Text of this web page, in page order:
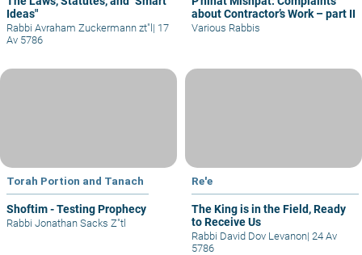
Ideas"
Rabbi Avraham Zuckermann zt"l | 17
Av 5786
about Contractor’s Work – part II
Various Rabbis
Torah Portion and Tanach
Shoftim - Testing Prophecy
Rabbi Jonathan Sacks Z"tl
Re'e
The King is in the Field, Ready
to Receive Us
Rabbi David Dov Levanon| 24 Av
5786